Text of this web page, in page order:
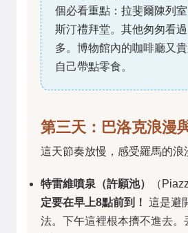
個必看重點：拉斐爾陳列
斯汀禮拜堂。其他匆匆看
多。博物館內的咖啡廳又
自己帶點零食。
第三天：巴洛克浪漫
這天節奏放慢，感受羅馬的浪
特雷維噴泉（許願池） （
定要在早上8點前到！ 這是避
法。下午這裡根本擠不進去。